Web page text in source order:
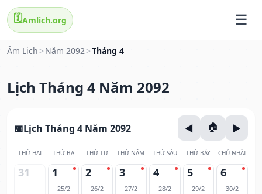
🗓️Amlich.org
Âm Lịch > Năm 2092>Tháng 4
Lịch Tháng 4 Năm 2092
Lịch Tháng 4 Năm 2092
THỨ HAI THỨ BA THỨ TƯ THỨ NĂM THỨ SÁU THỨ BẢY CHỦ NHẬT
31 1
25/2
2
26/2
3
27/2
4
28/2
5
29/2
6
30/2